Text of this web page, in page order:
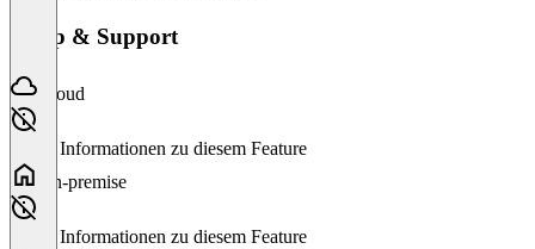
Setup & Support
Cloud
Keine Informationen zu diesem Feature
On-premise
Keine Informationen zu diesem Feature